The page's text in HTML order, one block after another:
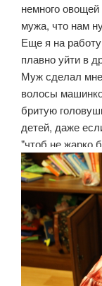
немного
мужа, что нам
Еще я на
плавно уйти в
Муж сделал мне
волосы
бритую
детей, даже
"чтоб не жарко